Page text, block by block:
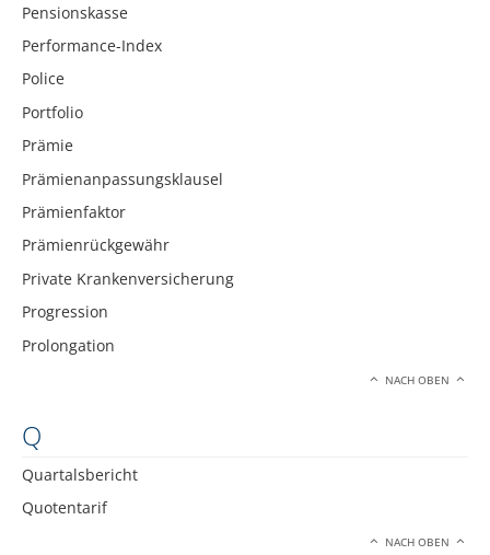
Pensionskasse
Performance-Index
Police
Portfolio
Prämie
Prämienanpassungsklausel
Prämienfaktor
Prämienrückgewähr
Private Krankenversicherung
Progression
Prolongation
NACH OBEN
Q
Quartalsbericht
Quotentarif
NACH OBEN